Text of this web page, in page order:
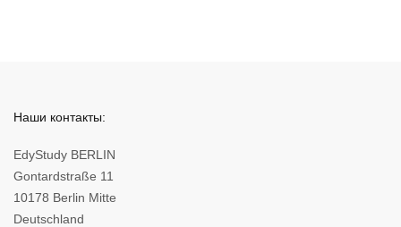
Наши контакты:
EdyStudy BERLIN
Gontardstraße 11
10178 Berlin Mitte
Deutschland